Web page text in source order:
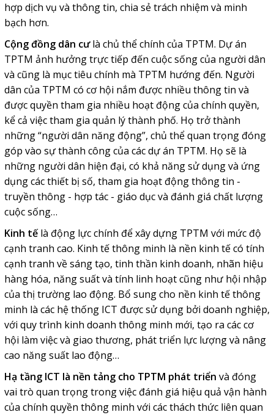
hợp dịch vụ và thông tin, chia sẻ trách nhiệm và minh
bạch hơn.
Cộng đồng dân cư là chủ thể chính của TPTM. Dự án
TPTM ảnh hưởng trực tiếp đến cuộc sống của người dân
và cũng là mục tiêu chính mà TPTM hướng đến. Người
dân của TPTM có cơ hội nắm được nhiều thông tin và
được quyền tham gia nhiều hoạt động của chính quyền,
kể cả việc tham gia quản lý thành phố. Họ trở thành
những “người dân năng động”, chủ thể quan trọng đóng
góp vào sự thành công của các dự án TPTM. Họ sẽ là
những người dân hiện đại, có khả năng sử dụng và ứng
dụng các thiết bị số, tham gia hoạt động thông tin -
truyền thông - hợp tác - giáo dục và đánh giá chất lượng
cuộc sống…
Kinh tế là động lực chính để xây dựng TPTM với mức độ
cạnh tranh cao. Kinh tế thông minh là nền kinh tế có tính
cạnh tranh về sáng tạo, tinh thần kinh doanh, nhãn hiệu
hàng hóa, năng suất và tính linh hoạt cũng như hội nhập
của thị trường lao động. Bổ sung cho nền kinh tế thông
minh là các hệ thống ICT được sử dụng bởi doanh nghiệp,
với quy trình kinh doanh thông minh mới, tạo ra các cơ
hội làm việc và giao thương, phát triển lực lượng và nâng
cao năng suất lao động…
Hạ tầng ICT là nền tảng cho TPTM phát triển và đóng
vai trò quan trọng trong việc đánh giá hiệu quả vận hành
của chính quyền thông minh với các thách thức liên quan